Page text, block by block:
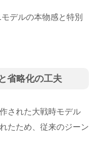
デルの本物感と特別
省略化の工夫
された大戦時モデル
たため、従来のジーン